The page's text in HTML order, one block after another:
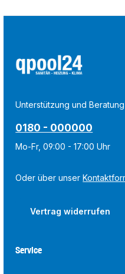
Unterstützung und
0180 - 000000
Mo-Fr, 09:00 - 17:00 Uhr
Oder über unser
Vertrag widerrufen
Service